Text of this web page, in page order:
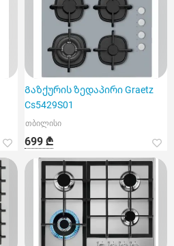
Გაზქურის ზედაპირი Graetz
Cs5429S01
თბილისი
699 ₾